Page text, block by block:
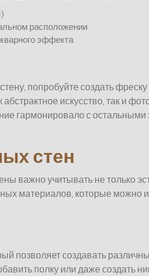
расположении
эффекта
попробуйте создать фреску
искусство, так и
гармонировало с
стен
важно учитывать не только
материалов, которые можно
позволяет создавать
полку или даже создать